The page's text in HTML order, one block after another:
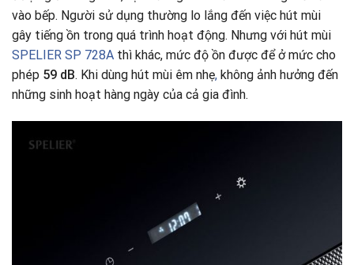
vào bếp. Người sử dụng thường lo lắng đến việc hút mùi
gây tiếng ồn trong quá trình hoạt động. Nhưng với hút mùi
SPELIER SP 728A thì khác, mức độ ồn được để ở mức cho
phép 59 dB. Khi dùng hút mùi êm nhẹ, không ảnh hưởng đến
những sinh hoạt hàng ngày của cả gia đình.